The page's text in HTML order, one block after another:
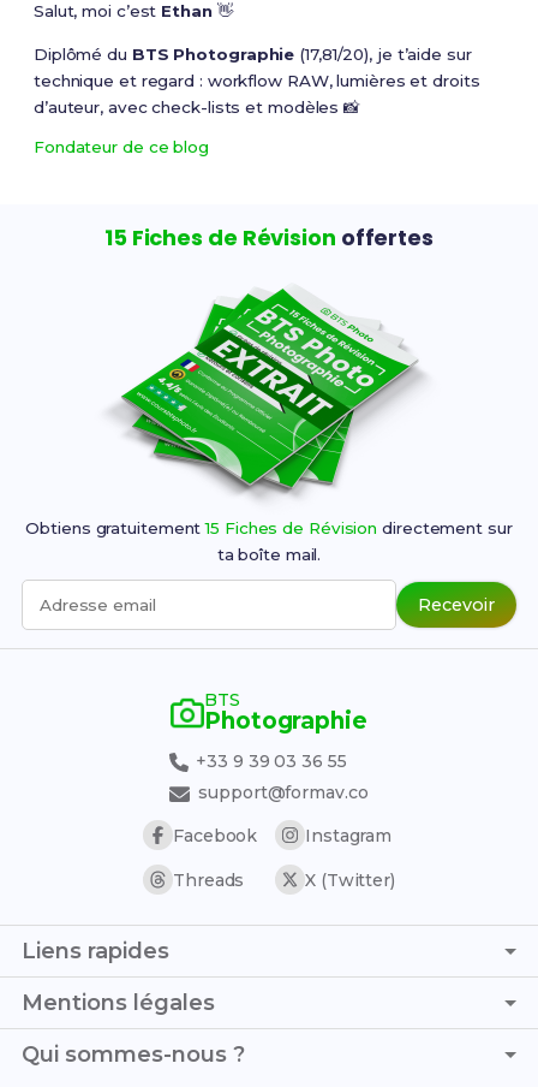
Salut, moi c’est Ethan👋
Diplômé du BTS Photographie (17,81/20), je t’aide sur
technique et regard : workflow RAW, lumières et droits
d’auteur, avec check-lists et modèles 📸
Fondateur de ce blog
15 Fiches de Révision offertes
Obtiens gratuitement15 Fiches de Révision directement sur
ta boîte mail.
Adresse email Recevoir
BTS
Photographie
+33 9 39 03 36 55
support@formav.co
Facebook
Instagram
Threads X (Twitter)
Liens rapides
Page d'accueil
Simulateur de notes
Trouver son stage
Mentions légales
C.G.V. - C.G.U.
Qui sommes-nous ?